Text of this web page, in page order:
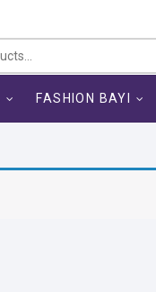
FASHION BAYI